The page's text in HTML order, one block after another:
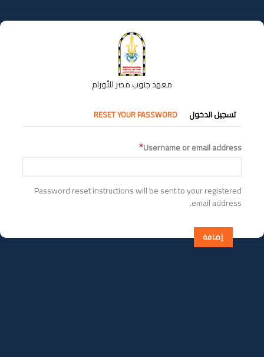
إلى
المحتوى
معهد جنوب مصر للأورام
التبويبات
الأساسية
تسجيل الدخول RESET YOUR PASSWORD
Username or email address
Password reset instructions will be sent to your registered
email address.